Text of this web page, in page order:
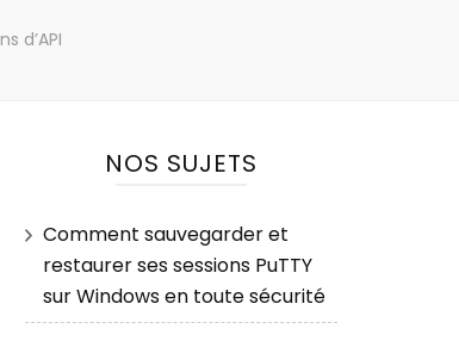
d’API
NOS SUJETS
Comment sauvegarder et
restaurer ses sessions PuTTY
sur Windows en toute sécurité